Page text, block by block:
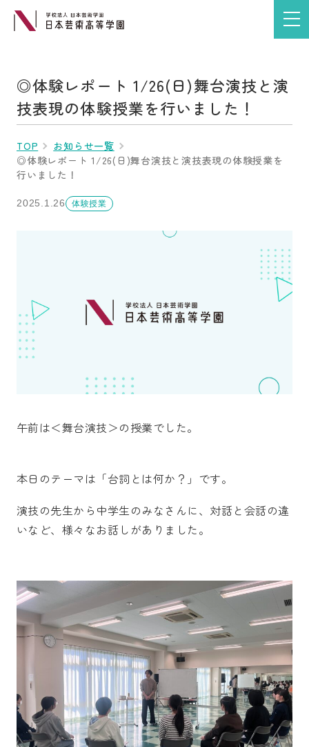
◎体験レポート 1/26(日)舞台演技と演
技表現の体験授業を行いました！
TOP
お知らせ一覧
◎体験レポート 1/26(日)舞台演技と演技表現の体験授業を
行いました！
2025.1.26 体験授業
午前は＜舞台演技＞の授業でした。
本日のテーマは「台詞とは何か？」です。
演技の先生から中学生のみなさんに、対話と会話の違
いなど、様々なお話しがありました。